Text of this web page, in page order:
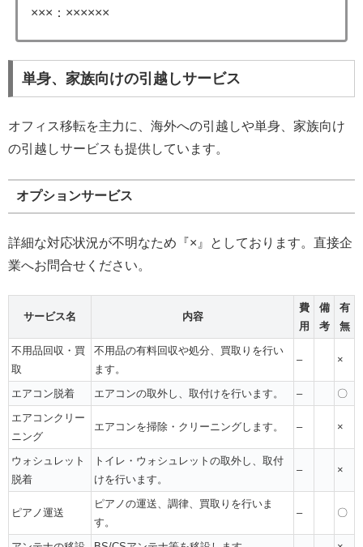
×××：××××××
単身、家族向けの引越しサービス
オフィス移転を主力に、海外への引越しや単身、家族向け
の引越しサービスも提供しています。
オプションサービス
詳細な対応状況が不明なため『×』としております。直接企
業へお問合せください。
サービス名 内容
費
用
備
考
有
無
不用品回収・買
取
不用品の有料回収や処分、買取りを行い
ます。
– ×
エアコン脱着 エアコンの取外し、取付けを行います。 –
〇
エアコンクリー
ニング
エアコンを掃除・クリーニングします。 – ×
ウォシュレット
脱着
トイレ・ウォシュレットの取外し、取付
けを行います。
– ×
ピアノ運送
ピアノの運送、調律、買取りを行いま
す。
– 〇